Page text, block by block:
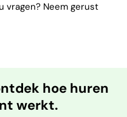
vragen? Neem gerust
hoe huren
werkt.